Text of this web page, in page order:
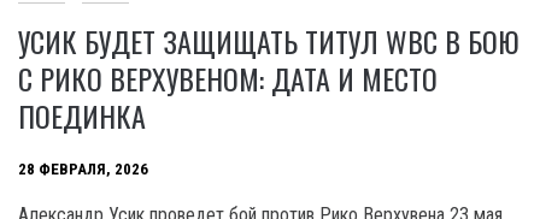
УСИК БУДЕТ ЗАЩИЩАТЬ ТИТУЛ WBC В БОЮ
С РИКО ВЕРХУВЕНОМ: ДАТА И МЕСТО
ПОЕДИНКА
28 ФЕВРАЛЯ, 2026